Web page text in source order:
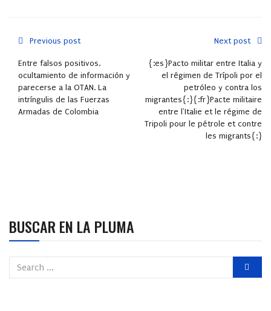
Previous post
Entre falsos positivos,
ocultamiento de información y
parecerse a la OTAN. La
intríngulis de las Fuerzas
Armadas de Colombia
Next post
{:es}Pacto militar entre Italia y
el régimen de Trípoli por el
petróleo y contra los
migrantes{:}{:fr}Pacte militaire
entre l'Italie et le régime de
Tripoli pour le pétrole et contre
les migrants{:}
BUSCAR EN LA PLUMA